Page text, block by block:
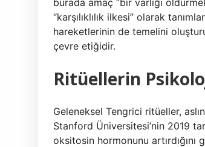
burada amaç “bir varlığı
“karşılıklılık ilkesi” olarak
hareketlerinin de temelini
çevre etiğidir.
Ritüellerin
Geleneksel Tengrici ritüeller,
Stanford Üniversitesi’nin 2019
oksitosin hormonunu